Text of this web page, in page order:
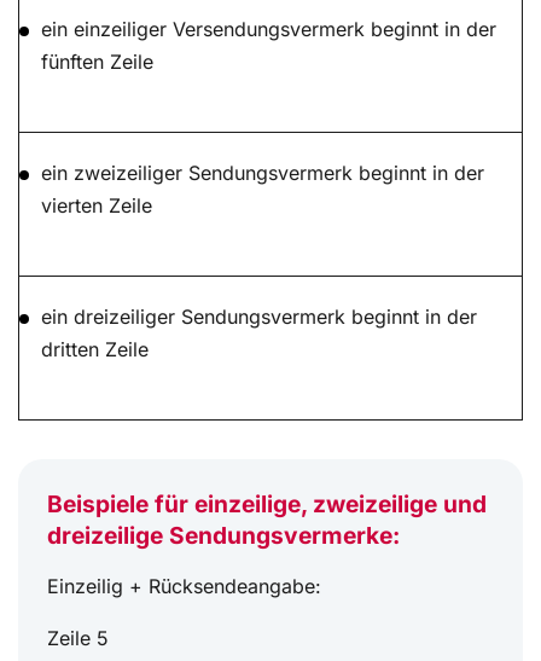
ein einzeiliger Versendungsvermerk beginnt in der
fünften Zeile
ein zweizeiliger Sendungsvermerk beginnt in der
vierten Zeile
ein dreizeiliger Sendungsvermerk beginnt in der
dritten Zeile
Beispiele für einzeilige, zweizeilige und
dreizeilige Sendungsvermerke:
Einzeilig + Rücksendeangabe:
Zeile 5